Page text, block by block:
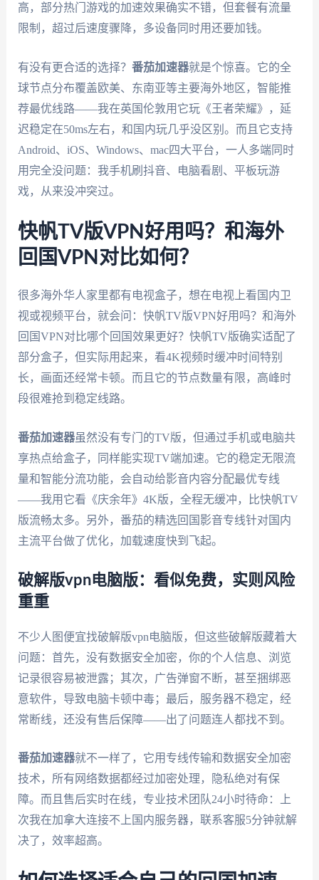
高，部分热门游戏的加速效果确实不错，但套餐有流量
限制，超过后速度骤降，多设备同时用还要加钱。
有没有更合适的选择？ 番茄加速器就是个惊喜。它的全
球节点分布覆盖欧美、东南亚等主要海外地区，智能推
荐最优线路——我在英国伦敦用它玩《王者荣耀》，延
迟稳定在50ms左右，和国内玩几乎没区别。而且它支持
Android、iOS、Windows、mac四大平台，一人多端同时
用完全没问题：我手机刷抖音、电脑看剧、平板玩游
戏，从来没冲突过。
快帆TV版VPN好用吗？和海外
回国VPN对比如何？
很多海外华人家里都有电视盒子，想在电视上看国内卫
视或视频平台，就会问：快帆TV版VPN好用吗？和海外
回国VPN对比哪个回国效果更好？快帆TV版确实适配了
部分盒子，但实际用起来，看4K视频时缓冲时间特别
长，画面还经常卡顿。而且它的节点数量有限，高峰时
段很难抢到稳定线路。
番茄加速器虽然没有专门的TV版，但通过手机或电脑共
享热点给盒子，同样能实现TV端加速。它的稳定无限流
量和智能分流功能，会自动给影音内容分配最优专线
——我用它看《庆余年》4K版，全程无缓冲，比快帆TV
版流畅太多。另外，番茄的精选回国影音专线针对国内
主流平台做了优化，加载速度快到飞起。
破解版vpn电脑版：看似免费，实则风险
重重
不少人图便宜找破解版vpn电脑版，但这些破解版藏着大
问题：首先，没有数据安全加密，你的个人信息、浏览
记录很容易被泄露；其次，广告弹窗不断，甚至捆绑恶
意软件，导致电脑卡顿中毒；最后，服务器不稳定，经
常断线，还没有售后保障——出了问题连人都找不到。
番茄加速器就不一样了，它用专线传输和数据安全加密
技术，所有网络数据都经过加密处理，隐私绝对有保
障。而且售后实时在线，专业技术团队24小时待命：上
次我在加拿大连接不上国内服务器，联系客服5分钟就解
决了，效率超高。